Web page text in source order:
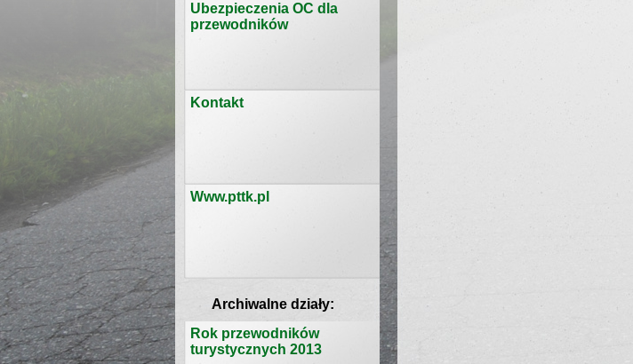
Ubezpieczenia OC dla
przewodników
Kontakt
Www.pttk.pl
Archiwalne działy:
Rok przewodników
turystycznych 2013